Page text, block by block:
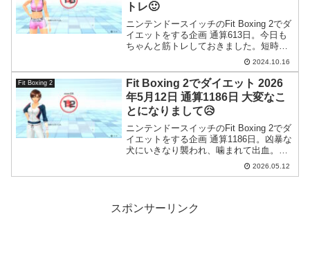
トレ🙂
ニンテンドースイッチのFit Boxing 2でダ
イエットをする企画 通算613日。今日も
ちゃんと筋トレしておきました。短時間
でも続けて習慣化することが大切かな
2024.10.16
Fit Boxing 2
Fit Boxing 2でダイエット 2026
年5月12日 通算1186日 大変なこ
とになりまして😥
ニンテンドースイッチのFit Boxing 2でダ
イエットをする企画 通算1186日。凶暴な
犬にいきなり襲われ、噛まれて出血。そ
のため狂犬病対策できる病院を探して受
2026.05.12
スポンサーリンク